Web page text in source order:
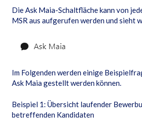
Die Ask Maia-Schaltfläche kann von
MSR aus aufgerufen werden und sieht
Im Folgenden werden einige
Ask Maia gestellt werden können.
Beispiel 1: Übersicht laufender
betreffenden Kandidaten